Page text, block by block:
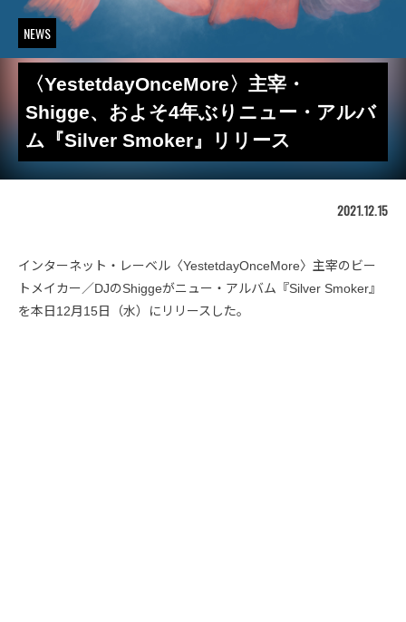
NEWS
〈YestetdayOnceMore〉主宰・
Shigge、およそ4年ぶりニュー・アルバ
ム『Silver Smoker』リリース
2021.12.15
インターネット・レーベル〈YestetdayOnceMore〉主宰のビー
トメイカー／DJのShiggeがニュー・アルバム『Silver Smoker』
を本日12月15日（水）にリリースした。